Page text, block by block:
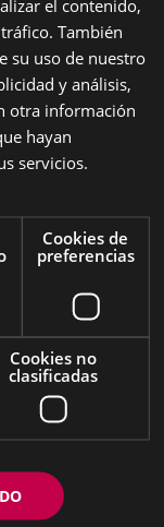
presentación
en
de
el contenido,
También
su uso de nuestro
y análisis,
otra información
hayan
servicios.
Cookies de
preferencias
Cookies no
clasificadas